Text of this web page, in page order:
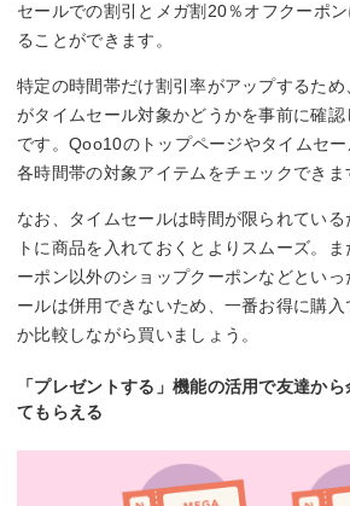
セールでの割引とメガ割20％オフクーポ
ることができます。
特定の時間帯だけ割引率がアップするた
がタイムセール対象かどうかを事前に確
です。Qoo10のトップページやタイムセー
各時間帯の対象アイテムをチェックできま
なお、タイムセールは時間が限られてい
トに商品を入れておくとよりスムーズ。
ーポン以外のショップクーポンなどとい
ールは併用できないため、一番お得に購
か比較しながら買いましょう。
「プレゼントする」機能の活用で友達か
てもらえる